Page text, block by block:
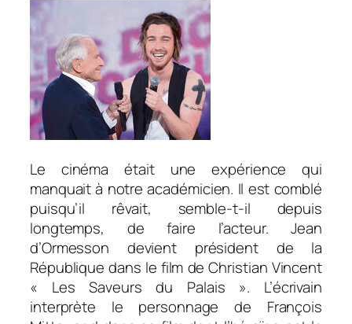
Le cinéma était une expérience qui
manquait à notre académicien. Il est comblé
puisqu’il rêvait, semble-t-il depuis
longtemps, de faire l’acteur. Jean
d’Ormesson devient président de la
République dans le film de Christian Vincent
« Les Saveurs du Palais ». L’écrivain
interprète le personnage de François